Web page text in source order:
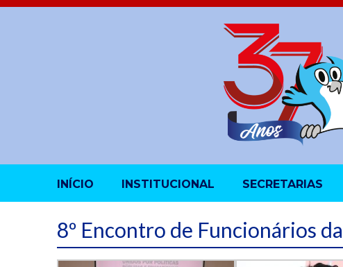
INÍCIO INSTITUCIONAL SECRETARIAS
8º Encontro de Funcionários